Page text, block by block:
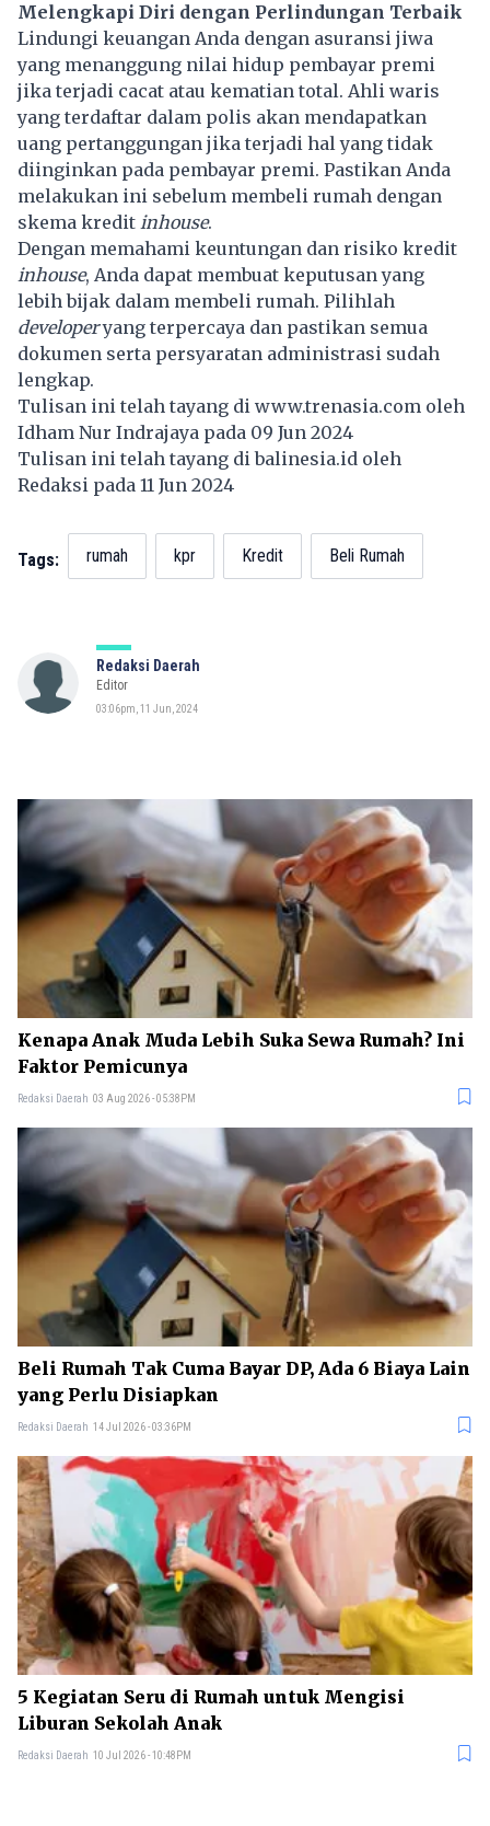
Melengkapi Diri dengan Perlindungan Terbaik
Lindungi keuangan Anda dengan asuransi jiwa
yang menanggung nilai hidup pembayar premi
jika terjadi cacat atau kematian total. Ahli waris
yang terdaftar dalam polis akan mendapatkan
uang pertanggungan jika terjadi hal yang tidak
diinginkan pada pembayar premi. Pastikan Anda
melakukan ini sebelum membeli rumah dengan
skema kredit inhouse.
Dengan memahami keuntungan dan risiko kredit
inhouse, Anda dapat membuat keputusan yang
lebih bijak dalam membeli rumah. Pilihlah
developeryang terpercaya dan pastikan semua
dokumen serta persyaratan administrasi sudah
lengkap.
Tulisan ini telah tayang di www.trenasia.com oleh
Idham Nur Indrajaya pada 09 Jun 2024
Tulisan ini telah tayang dibalinesia.id oleh
Redaksi pada 11 Jun 2024
Tags: rumah kpr Kredit Beli Rumah
Redaksi Daerah
Editor
03:06pm, 11 Jun, 2024
Kenapa Anak Muda Lebih Suka Sewa Rumah? Ini
Faktor Pemicunya
Redaksi Daerah 03 Aug 2026 - 05:38PM
Beli Rumah Tak Cuma Bayar DP, Ada 6 Biaya Lain
yang Perlu Disiapkan
Redaksi Daerah 14 Jul 2026 - 03:36PM
5 Kegiatan Seru di Rumah untuk Mengisi
Liburan Sekolah Anak
Redaksi Daerah 10 Jul 2026 - 10:48PM